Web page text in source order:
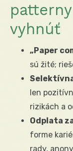
vyhnúť
„Paper
sú žité;
len
rizikách a
Odplata
forme
rady,